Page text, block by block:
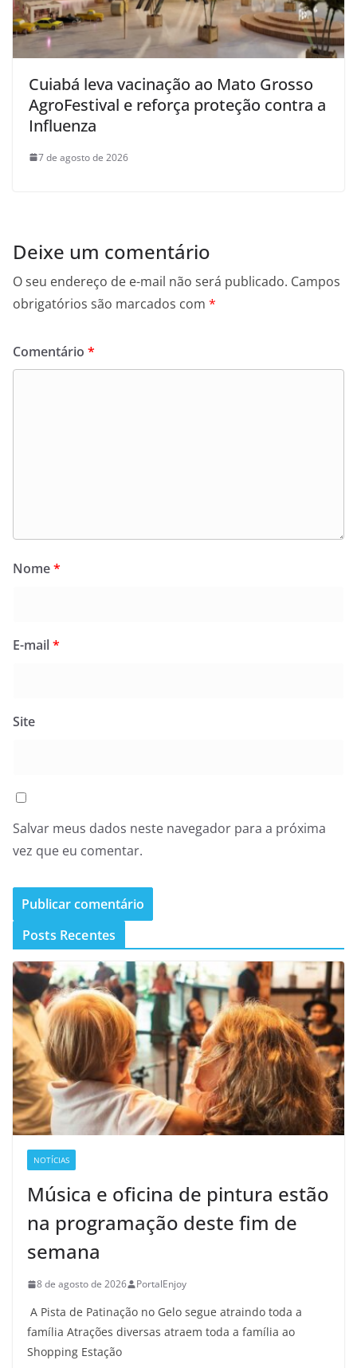
Cuiabá leva vacinação ao Mato Grosso
AgroFestival e reforça proteção contra a
Influenza
7 de agosto de 2026
Deixe um comentário
O seu endereço de e-mail não será publicado. Campos
obrigatórios são marcados com *
Comentário *
Nome*
E-mail*
Site
Salvar meus dados neste navegador para a próxima
vez que eu comentar.
Posts Recentes
NOTÍCIAS
Música e oficina de pintura estão
na programação deste fim de
semana
8 de agosto de 2026 PortalEnjoy
A Pista de Patinação no Gelo segue atraindo toda a
família Atrações diversas atraem toda a família ao
Shopping Estação